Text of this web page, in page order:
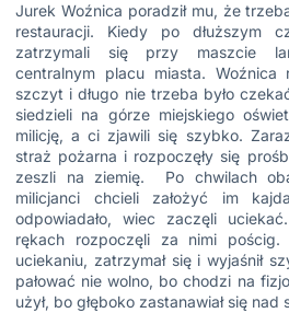
Jurek Woźnica poradził mu, że
restauracji. Kiedy po dłuższym
zatrzymali się przy maszcie
centralnym placu miasta. Woźnica
szczyt i długo nie trzeba było
siedzieli na górze miejskiego
milicję, a ci zjawili się szybko.
straż pożarna i rozpoczęły się
zeszli na ziemię. Po chwilach
milicjanci chcieli założyć im
odpowiadało, wiec zaczęli
rękach rozpoczęli za nimi pościg.
uciekaniu, zatrzymał się i wyjaśnił
pałować nie wolno, bo chodzi na
użył, bo głęboko zastanawiał się nad